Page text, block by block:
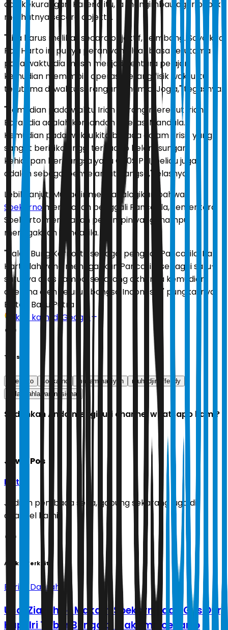
dan kekurangan. Karena itu, ia mengimbau agar publik
melihatnya secara objektif.
"Kita harus melihat secara objektif, seimbang. Saya kira
Pak Harto ini punya peran yang luar biasa terutama
pada waktu dia masih menjadi tentara pelajar,
kemudian memimpin operasi perang fisik waktu itu
terutama di waktu serangan umum di Jogja," tegasnya.
"Kemudian pada waktu Irian perang merebut Irian
Barat dia adalah komandan operasi Mandala.
Kemudian pada waktu kita berada dalam krisis yang
sangat berisiko tinggi terhadap kelangsungan
kehidupan berbangsa yaitu G30S PKI, beliau juga
adalah sebagai penyelamat bangsa," jelasnya.
Lebih lanjut, Muhadjir menganalogikan bahwa
Soekarno merupakan penggali Pancasila, sementara
Soeharto merupakan pemimpin yang mampu
menegakkan Pancasila.
"Kalau Bung Karno itu sebagai penggali Pancasila, Pak
Harto lah yang menegakkan Pancasila sebagai satu-
satunya asas sampai sekarang akhirnya kemudian
diterima oleh seluruh bangsa Indonesia," pungkasnya.
Editor: Bayu Putra
Ikuti kami di Google
Tags
soeharto soekarno muhammadiyah
muhadjir effendy
gelar pahlawan nasional
Sudahkah Anda mengikuti channel whatsapp kami?
Jawa Pos
Ikuti
Jadilah pembaca setia, gabung sekarang juga di
channel kami!
Artikel Terkait
Berita Daerah
Usai Ziarah ke Makam Soekarno dan Gus Dur,
Kapolri Tabur Bunga di Makam Soeharto